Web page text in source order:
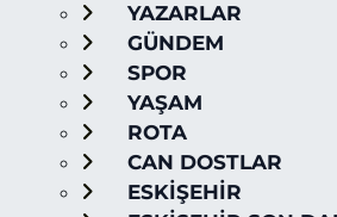
YAZARLAR
GÜNDEM
SPOR
YAŞAM
ROTA
CAN DOSTLAR
ESKİŞEHİR